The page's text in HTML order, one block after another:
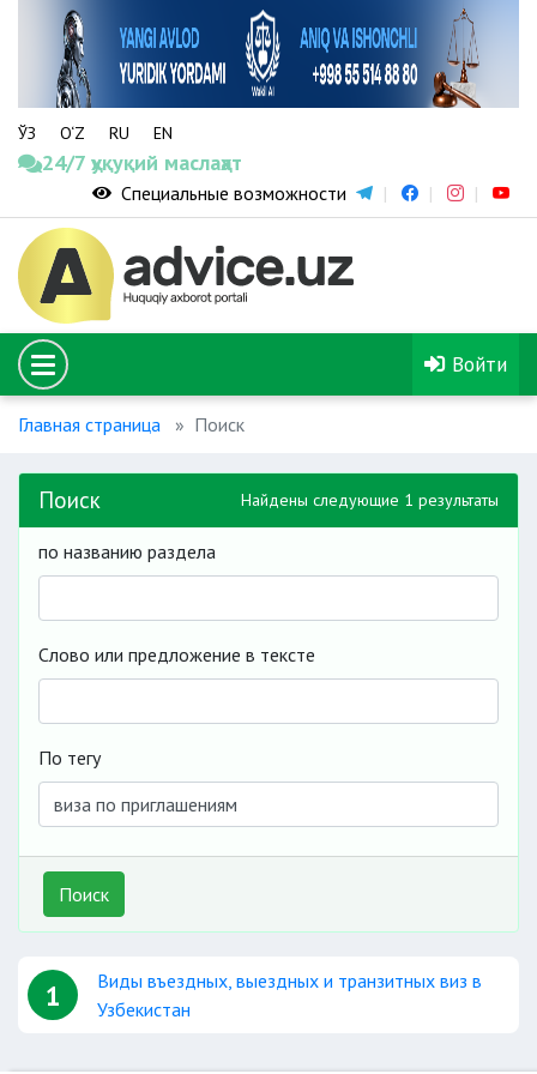
ЎЗ O‘Z RU EN
24/7 ҳуқуқий маслаҳат
Специальные возможности
Войти
Главная страница Поиск
Поиск Найдены следующие 1 результаты
по названию раздела
Слово или предложение в тексте
По тегу
Поиск
1
Виды въездных, выездных и транзитных виз в
Узбекистан